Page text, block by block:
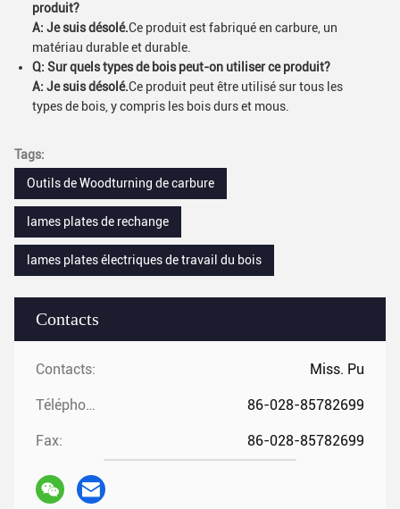
Contacts
Contacts: Miss. Pu
Téléphone: 86-028-85782699
Fax: 86-028-85782699
produit?
A: Je suis désolé.Ce produit est fabriqué en carbure, un
matériau durable et durable.
Q: Sur quels types de bois peut-on utiliser ce produit?
A: Je suis désolé.Ce produit peut être utilisé sur tous les
types de bois, y compris les bois durs et mous.
Tags:
Outils de Woodturning de carbure
lames plates de rechange
lames plates électriques de travail du bois